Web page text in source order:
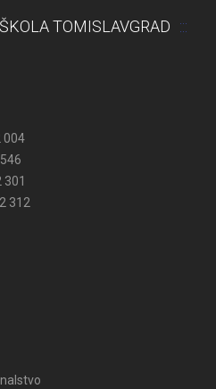
TOMISLAVGRAD
312